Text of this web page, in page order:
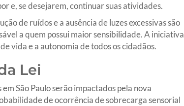
e, se desejarem, continuar suas atividades.
de ruídos e a ausência de luzes excessivas são
a quem possui maior sensibilidade. A iniciativa
vida e a autonomia de todos os cidadãos.
Lei
São Paulo serão impactados pela nova
de ocorrência de sobrecarga sensorial